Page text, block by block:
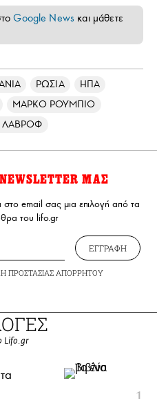
Google News και μάθετε
ΡΩΣΙΑ
ΗΠΑ
ΜΑΡΚΟ ΡΟΥΜΠΙΟ
ΛΑΒΡΟΦ
ΜΑΣ
email σας μια επιλογή από τα
του lifo.gr
ΕΓΓΡΑΦΗ
ΠΡΟΣΤΑΣΙΑΣ ΑΠΟΡΡΗΤΟΥ
Lifo.gr